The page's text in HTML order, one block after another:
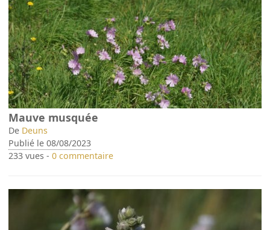
Mauve musquée
De Deuns
Publié le 08/08/2023
233 vues -0 commentaire